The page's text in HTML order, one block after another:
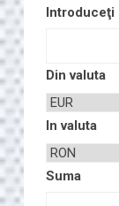
Introduceţi
Din valuta
In valuta
Suma